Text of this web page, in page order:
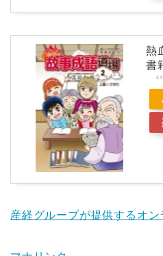
熱
書
産経グループが提供するオ